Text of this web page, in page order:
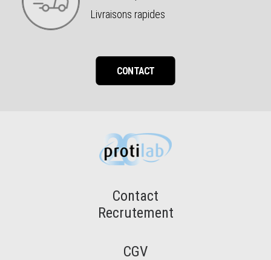
Livraisons rapides
CONTACT
Contact
Recrutement
CGV